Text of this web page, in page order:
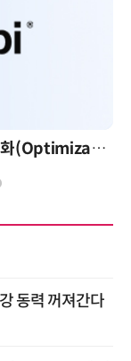
AI 시대의 의사결정을 바꾸는 수리최적화(Optimization): 실제 산업 적용 사례와 활용 전략
동력 꺼져간다